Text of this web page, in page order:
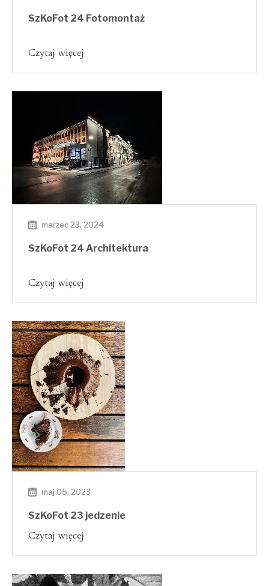
SzKoFot 24 Fotomontaż
Czytaj więcej
marzec 23, 2024
SzKoFot 24 Architektura
Czytaj więcej
maj 05, 2023
SzKoFot 23 jedzenie
Czytaj więcej